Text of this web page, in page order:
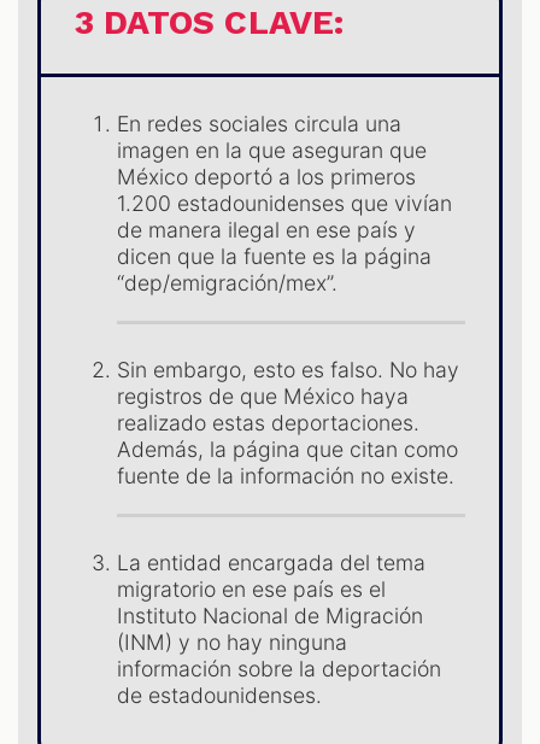
3 DATOS CLAVE:
En redes sociales circula una
imagen en la que aseguran que
México deportó a los primeros
1.200 estadounidenses que vivían
de manera ilegal en ese país y
dicen que la fuente es la página
“dep/emigración/mex”.
Sin embargo, esto es falso. No hay
registros de que México haya
realizado estas deportaciones.
Además, la página que citan como
fuente de la información no existe.
La entidad encargada del tema
migratorio en ese país es el
Instituto Nacional de Migración
(INM) y no hay ninguna
información sobre la deportación
de estadounidenses.